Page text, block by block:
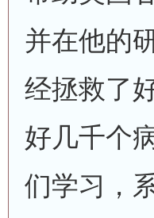
并在他的
经拯救了
好几千个
们学习，